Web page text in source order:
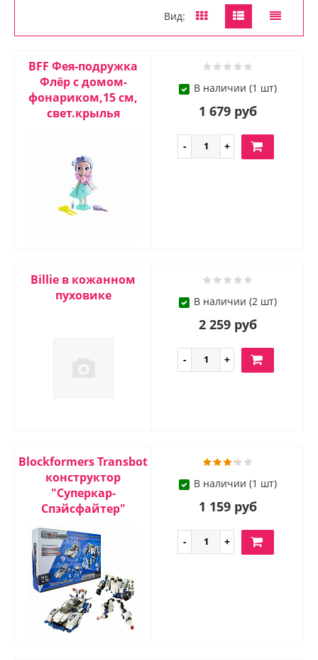
Вид:
BFF Фея-подружка
Флёр с домом-
фонариком,15 см,
свет.крылья
В наличии (1 шт)
1 679 руб
Billie в кожанном
пуховике
В наличии (2 шт)
2 259 руб
Blockformers Transbot
конструктор
"Суперкар-
Спэйсфайтер"
В наличии (1 шт)
1 159 руб